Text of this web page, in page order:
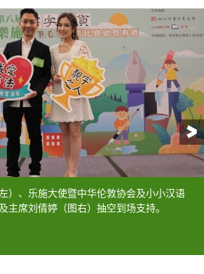
）、乐施大使暨中华伦敦协会及小小汉语
主席刘倩婷（图右）抽空到场支持。
灏鸣感谢各界对活动的支持，期望来年书
与，发扬挥笔助人的精神。
灏鸣（左一）及香港书法专业人员协会主
婷（左二）及李丞责（右二）送上书法纪
大使暨中华伦敦协会及小小汉语普及爱教
婷分别为得奖者颁奖，并送上奖杯，以作
大使暨中华伦敦协会及小小汉语普及爱教
婷分别为得奖者颁奖，并送上奖杯，以作
灏鸣及香港书法专业人员协会主席雷超荣